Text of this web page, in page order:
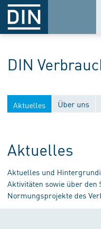
DIN
Aktuelles Über uns
Aktuelles
Aktuelles und
Aktivitäten sowie über den
Normungsprojekte des